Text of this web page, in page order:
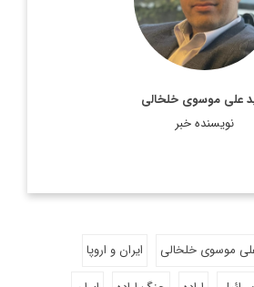
علی موسوی خلخالی
نویسنده خبر
موسوی خلخالی
ایران و اروپا